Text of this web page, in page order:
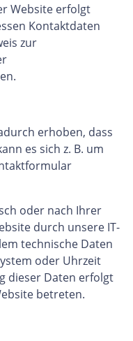
Website erfolgt
Kontaktdaten
zur
erhoben, dass
es sich z. B. um
oder nach Ihrer
durch unsere IT-
technische Daten
oder Uhrzeit
dieser Daten erfolgt
betreten.